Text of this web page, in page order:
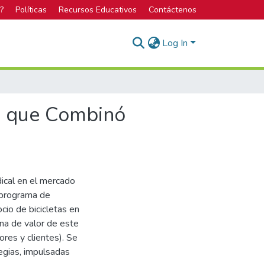
Políticas Recursos Educativos Contáctenos
Log In
Combinó
en el mercado
de
de bicicletas en
de valor de este
y clientes). Se
impulsadas